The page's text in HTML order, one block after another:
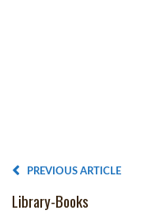
PREVIOUS ARTICLE
Library-Books